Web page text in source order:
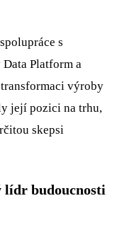
s
Platform a
transformaci výroby
její pozici na trhu,
skepsi
lídr budoucnosti